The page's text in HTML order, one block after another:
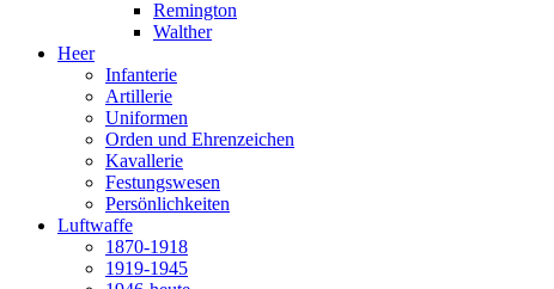
Remington
Walther
Heer
Infanterie
Artillerie
Uniformen
Orden und Ehrenzeichen
Kavallerie
Festungswesen
Persönlichkeiten
Luftwaffe
1870-1918
1919-1945